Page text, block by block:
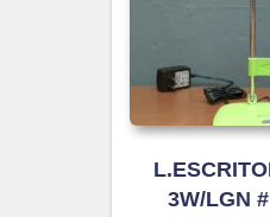
3W/LGN